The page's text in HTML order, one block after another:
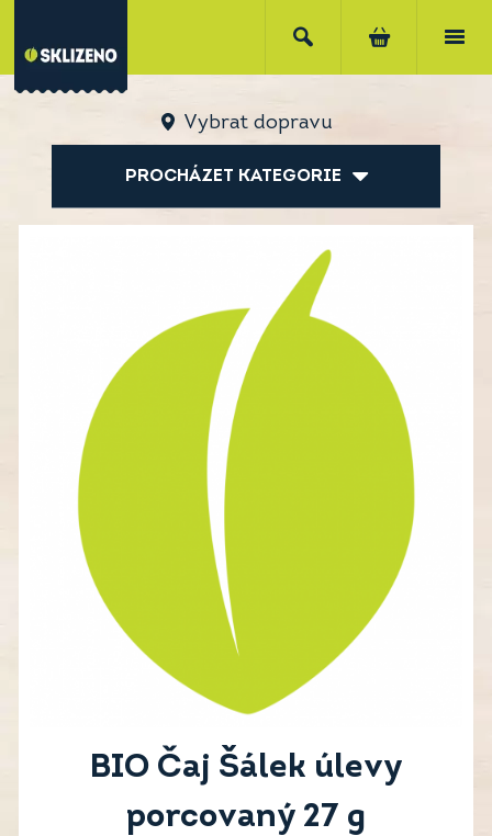
Vybrat dopravu
PROCHÁZET KATEGORIE
BIO Čaj Šálek úlevy
porcovaný 27 g